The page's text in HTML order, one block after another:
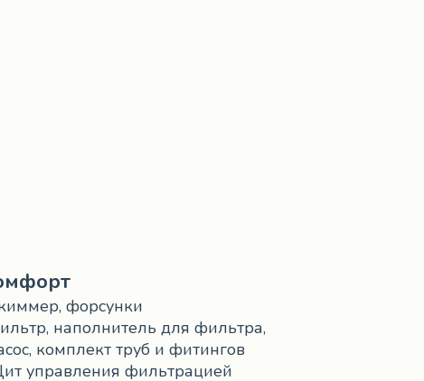
форсунки
наполнитель для фильтра,
комплект труб и фитингов
управления фильтрацией